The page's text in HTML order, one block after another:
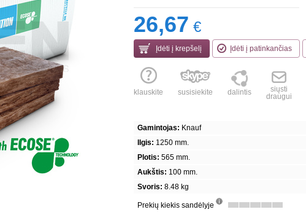
26,67 €
Įdėti į krepšelį Įdėti į patinkančias
klauskite susisiekite dalintis
siųsti
draugui
Gamintojas: Knauf
Ilgis: 1250 mm.
Plotis: 565 mm.
Aukštis: 100 mm.
Svoris: 8.48 kg
Prekių kiekis sandėlyje